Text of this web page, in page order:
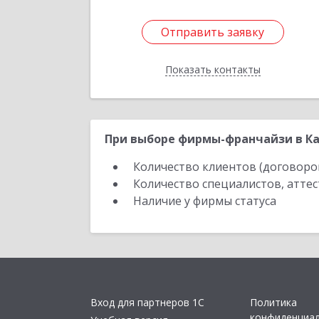
Отправить заявку
Показать контакты
Отправить заявку
Назад
При выборе фирмы-франчайзи в
Количество клиентов
Количество специалистов,
Наличие у фирмы статуса
Вход для партнеров 1С
Политика